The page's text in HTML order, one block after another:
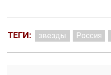
ТЕГИ: звезды Россия